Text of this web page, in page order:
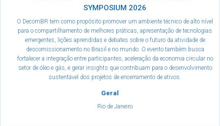
SYMPOSIUM 2026
O DecomBR tem como propósito promover um ambiente técnico de alto nível
para o compartilhamento de melhores práticas, apresentação de tecnologias
emergentes, lições aprendidas e debates sobre o futuro da atividade de
descomissionamento no Brasil e no mundo. O evento também busca
fortalecer a integração entre participantes, aceleração da economia circular no
setor de óleo e gás, e gerar insights que contribuam para o desenvolvimento
sustentável dos projetos de encerramento de ativos.
Geral
Rio de Janeiro